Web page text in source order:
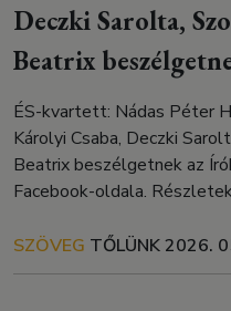
Deczki Sarolta,
Beatrix
ÉS-kvartett: Nádas Péter
Károlyi Csaba, Deczki
Beatrix beszélgetnek az
Facebook-oldala.
SZÖVEG TŐLÜNK2026.